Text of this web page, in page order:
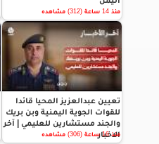
منذ 14 ساعة (312) مشاهده
تعيين عبدالعزيز المحيا قائدا
للقوات الجوية اليمنية وبن بريك
والجند مستشارين للعليمي | آخر
الاخبار
منذ 16 ساعة (306) مشاهده